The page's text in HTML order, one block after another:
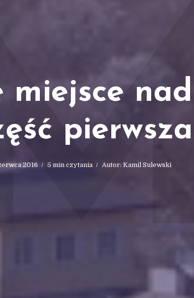
miejsce
pierwsza
2016 5 min czytania Autor: Kamil Sulewski